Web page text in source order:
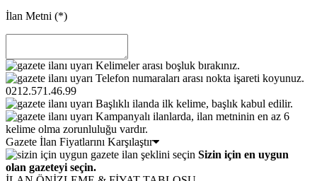
İlan Metni (*)
Kelimeler arası boşluk bırakınız.
Telefon numaraları arası nokta işareti koyunuz.
0212.571.46.99
Başlıklı ilanda ilk kelime, başlık kabul edilir.
Kampanyalı ilanlarda, ilan metninin en az 6
kelime olma zorunluluğu vardır.
Gazete İlan Fiyatlarını Karşılaştır
Sizin için en uygun
olan gazeteyi seçin.